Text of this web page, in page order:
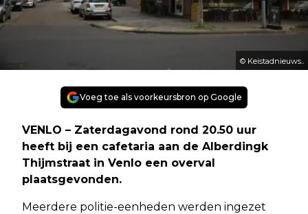
© Keistadnieuws..
Voeg toe als voorkeursbron op Google
VENLO – Zaterdagavond rond 20.50 uur
heeft bij een cafetaria aan de Alberdingk
Thijmstraat in Venlo een overval
plaatsgevonden.
Meerdere politie-eenheden werden ingezet